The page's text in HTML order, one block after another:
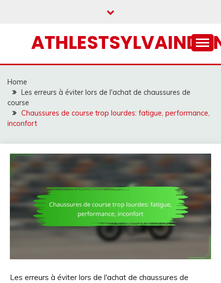
Home
Les erreurs à éviter lors de l'achat de chaussures de
course
Chaussures de course trop lourdes: fatigue, performance,
inconfort
Les erreurs à éviter lors de l'achat de chaussures de